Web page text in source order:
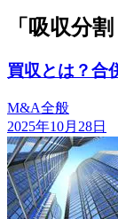
「吸収分
買収とは？合
M&A全般
2025年10月28日